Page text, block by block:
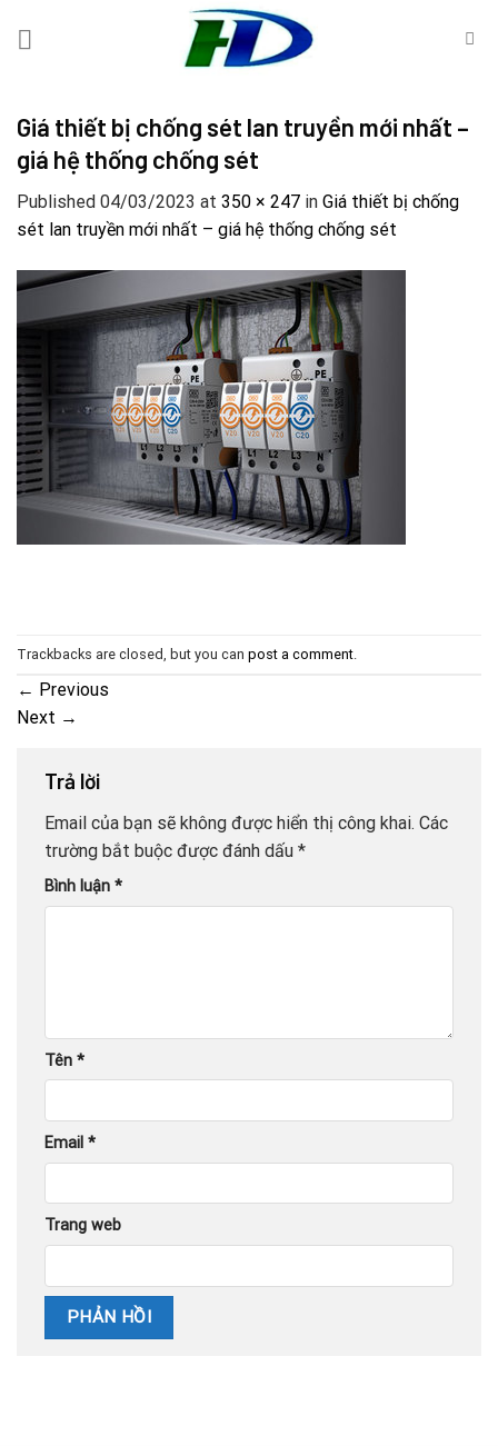
Giá thiết bị chống sét lan truyền mới nhất –
giá hệ thống chống sét
Published 04/03/2023 at 350 × 247 in Giá thiết bị chống
sét lan truyền mới nhất – giá hệ thống chống sét
Trackbacks are closed, but you can post a comment
← Previous
Next →
Trả lời
Email của bạn sẽ không được hiển thị công khai. Các
trường bắt buộc được đánh dấu *
Bình luận *
Tên *
Email *
Trang web